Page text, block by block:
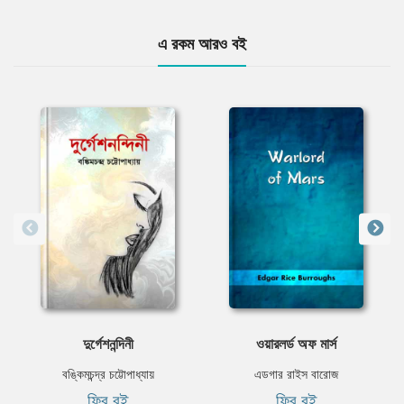
এ রকম আরও বই
দুর্গেশনন্দিনী
বঙ্কিমচন্দ্র চট্টোপাধ্যায়
ওয়ারলর্ড অফ মার্স
এডগার রাইস বারোজ